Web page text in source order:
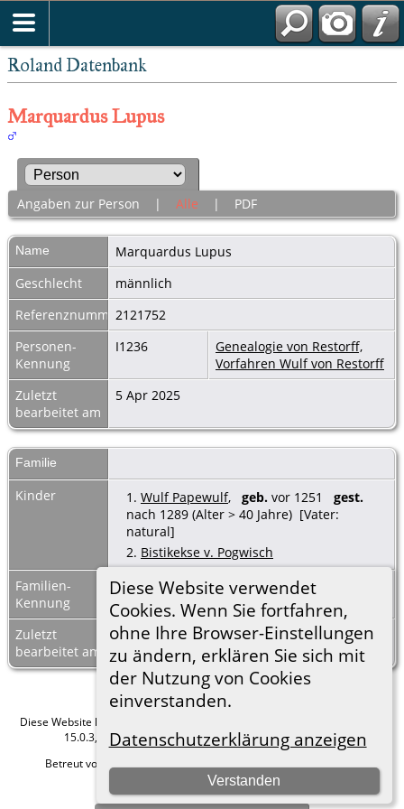
Roland Datenbank
Diese Website verwendet
Cookies. Wenn Sie fortfahren,
ohne Ihre Browser-Einstellungen
zu ändern, erklären Sie sich mit
der Nutzung von Cookies
einverstanden.
Datenschutzerklärung anzeigen
Verstanden
Marquardus Lupus
Angaben zur Person | Alle | PDF
Name Marquardus Lupus
Geschlecht
männlich
Referenznummer2121752
Personen-
Kennung
I1236
Genealogie von Restorff,
Vorfahren Wulf von Restorff
Zuletzt
bearbeitet am
5 Apr 2025
Familie
Kinder 1. Wulf Papewulf, geb. vor 1251 gest.
nach 1289 (Alter > 40 Jahre) [Vater:
natural]
2. Bistikekse v. Pogwisch
Familien-
Kennung
F4746 Familienblatt|
Familientafel
Zuletzt
bearbeitet am
20 Mrz 2025
Diese Website läuft mit
15.0.3, programmiert von Darrin Lythgoe © 2001-2026.
Betreut von
Hier geht es zum Impressum